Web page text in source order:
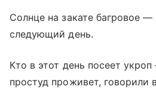
Солнце на закате багровое
следующий день.
Кто в этот день посеет
простуд проживет, говорили